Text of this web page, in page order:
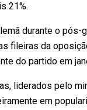
21%.
durante o
fileiras da
do partido em
liderados pelo
em